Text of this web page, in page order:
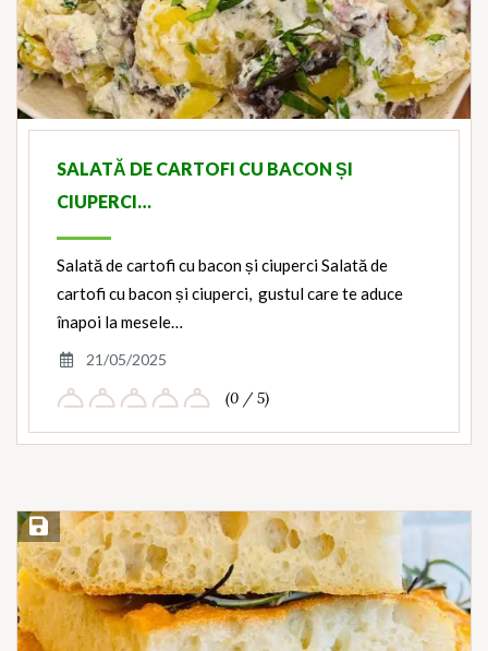
SALATĂ DE CARTOFI CU BACON ȘI
CIUPERCI…
Salată de cartofi cu bacon și ciuperci Salată de
cartofi cu bacon și ciuperci, gustul care te aduce
înapoi la mesele…
21/05/2025
(0 / 5)
Save Recipe